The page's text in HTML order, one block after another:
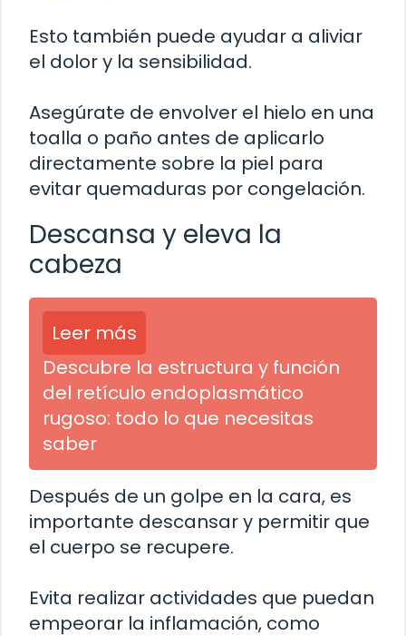
Esto también puede ayudar a aliviar
el dolor y la sensibilidad.
Asegúrate de envolver el hielo en una
toalla o paño antes de aplicarlo
directamente sobre la piel para
evitar quemaduras por congelación.
Descansa y eleva la
cabeza
Leer más
Descubre la estructura y función
del retículo endoplasmático
rugoso: todo lo que necesitas
saber
Después de un golpe en la cara, es
importante descansar y permitir que
el cuerpo se recupere.
Evita realizar actividades que puedan
empeorar la inflamación, como